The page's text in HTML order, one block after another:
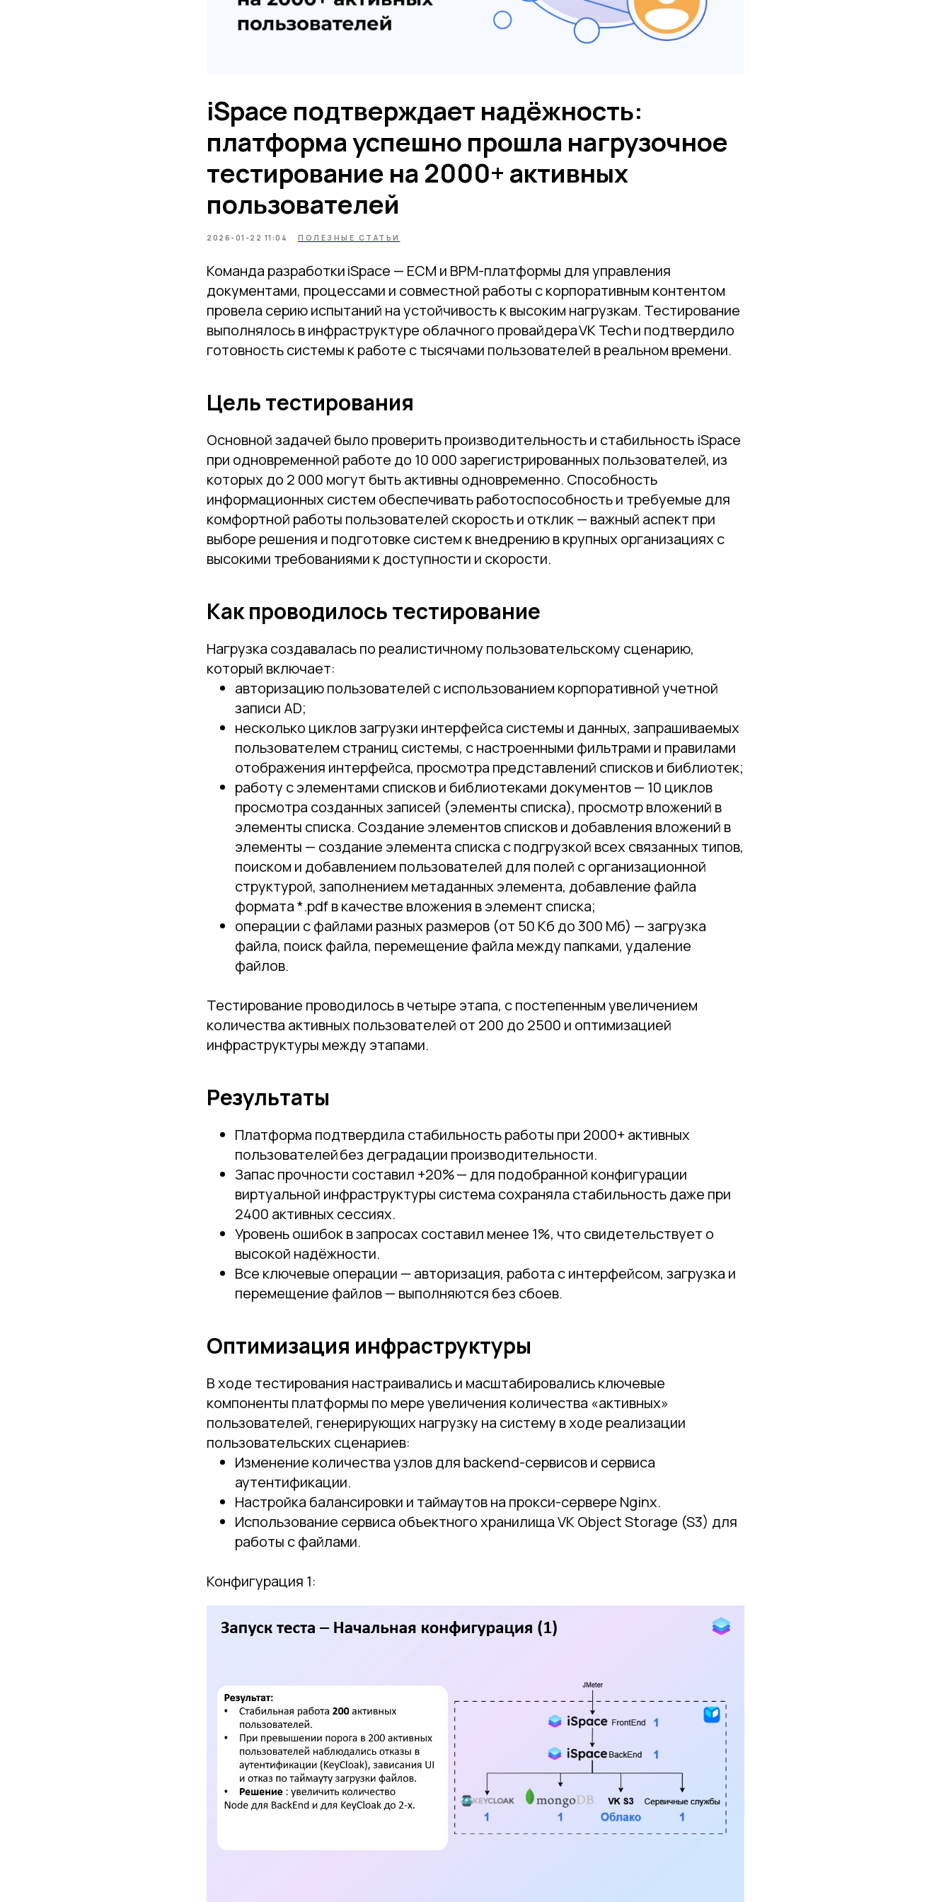
iSpace подтверждает надёжность:
платформа успешно прошла нагрузочное
тестирование на 2000+ активных
пользователей
2026-01-22 11:04 ПОЛЕЗНЫЕ СТАТЬИ
Команда разработки iSpace — ECM и BPM-платформы для управления
документами, процессами и совместной работы с корпоративным контентом
провела серию испытаний на устойчивость к высоким нагрузкам. Тестирование
выполнялось в инфраструктуре облачного провайдера VK Tech и подтвердило
готовность системы к работе с тысячами пользователей в реальном времени.
Цель тестирования
Основной задачей было проверить производительность и стабильность iSpace
при одновременной работе до 10 000 зарегистрированных пользователей, из
которых до 2 000 могут быть активны одновременно. Способность
информационных систем обеспечивать работоспособность и требуемые для
комфортной работы пользователей скорость и отклик — важный аспект при
выборе решения и подготовке систем к внедрению в крупных организациях с
высокими требованиями к доступности и скорости.
Как проводилось тестирование
Нагрузка создавалась по реалистичному пользовательскому сценарию,
который включает:
авторизацию пользователей с использованием корпоративной учетной
записи AD;
несколько циклов загрузки интерфейса системы и данных, запрашиваемых
пользователем страниц системы, с настроенными фильтрами и правилами
отображения интерфейса, просмотра представлений списков и библиотек;
работу с элементами списков и библиотеками документов — 10 циклов
просмотра созданных записей (элементы списка), просмотр вложений в
элементы списка. Создание элементов списков и добавления вложений в
элементы — создание элемента списка с подгрузкой всех связанных типов,
поиском и добавлением пользователей для полей с организационной
структурой, заполнением метаданных элемента, добавление файла
формата *.pdf в качестве вложения в элемент списка;
операции с файлами разных размеров (от 50 Кб до 300 Мб) — загрузка
файла, поиск файла, перемещение файла между папками, удаление
файлов.
Тестирование проводилось в четыре этапа, с постепенным увеличением
количества активных пользователей от 200 до 2500 и оптимизацией
инфраструктуры между этапами.
Результаты
Платформа подтвердила стабильность работы при 2000+ активных
пользователей без деградации производительности.
Запас прочности составил +20% — для подобранной конфигурации
виртуальной инфраструктуры система сохраняла стабильность даже при
2400 активных сессиях.
Уровень ошибок в запросах составил менее 1%, что свидетельствует о
высокой надёжности.
Все ключевые операции — авторизация, работа с интерфейсом, загрузка и
перемещение файлов — выполняются без сбоев.
Оптимизация инфраструктуры
В ходе тестирования настраивались и масштабировались ключевые
компоненты платформы по мере увеличения количества «активных»
пользователей, генерирующих нагрузку на систему в ходе реализации
пользовательских сценариев:
Изменение количества узлов для backend-сервисов и сервиса
аутентификации.
Настройка балансировки и таймаутов на прокси-сервере Nginx.
Использование сервиса объектного хранилища VK Object Storage (S3) для
работы с файлами.
Конфигурация 1: